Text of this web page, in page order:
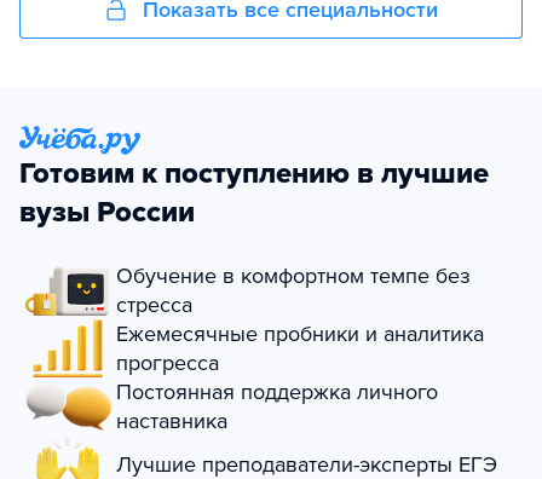
Показать все специальности
Готовим к поступлению в лучшие
вузы России
Обучение в комфортном темпе без
стресса
Ежемесячные пробники и аналитика
прогресса
Постоянная поддержка личного
наставника
Лучшие преподаватели-эксперты ЕГЭ